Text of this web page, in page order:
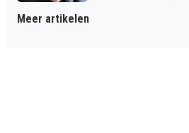
Meer artikelen